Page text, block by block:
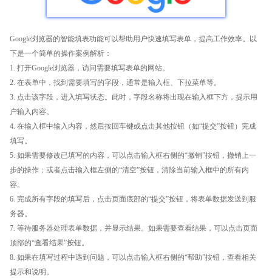
Google浏览器的智能填表功能可以帮助用户快速填写表单，提高工作效率。以
下是一个简单的操作案例解析：
1. 打开Google浏览器，访问需要填写表单的网站。
2. 在表单中，找到需要填写的字段，通常是输入框、下拉菜单等。
3. 点击该字段，进入填写状态。此时，字段名称将出现在输入框下方，提示用
户输入内容。
4. 在输入框中输入内容，然后按回车键或点击其他按钮（如“提交”按钮）完成
填写。
5. 如果需要修改已填写的内容，可以点击输入框右侧的“撤销”按钮，撤销上一
步的操作；或者点击输入框左侧的“清空”按钮，清除当前输入框中的所有内
容。
6. 完成所有字段的填写后，点击页面底部的“提交”按钮，将表单数据发送到服
务器。
7. 等待服务器处理表单数据，并显示结果。如果需要查看结果，可以点击页面
顶部的“查看结果”按钮。
8. 如果在填写过程中遇到问题，可以点击输入框右侧的“帮助”按钮，查看相关
提示和说明。